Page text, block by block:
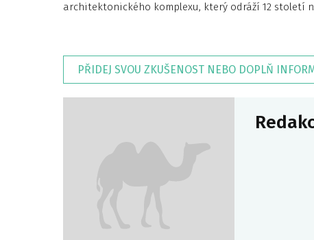
architektonického komplexu, který odráží 12 století
PŘIDEJ SVOU ZKUŠENOST NEBO DOPLŇ